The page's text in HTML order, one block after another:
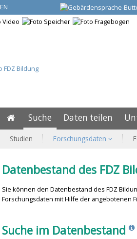
EN
Suche Daten teilen
Studien Forschungsdaten
Datenbestand des FDZ
Sie können den Datenbestand des FDZ
Forschungsdaten mit Hilfe der angebotenen
Suche im Datenbestand